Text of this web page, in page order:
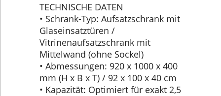
TECHNISCHE DATEN
• Schrank-Typ: Aufsatzschrank mit
Glaseinsatztüren /
Vitrinenaufsatzschrank mit
Mittelwand (ohne Sockel)
• Abmessungen: 920 x 1000 x 400
mm (H x B x T) / 92 x 100 x 40 cm
• Kapazität: Optimiert für exakt 2,5